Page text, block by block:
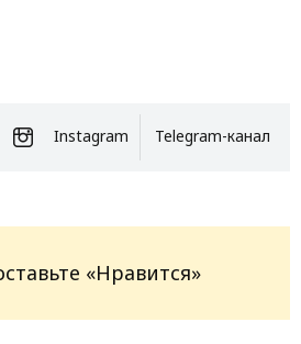
Instagram Telegram-канал
«Нравится»